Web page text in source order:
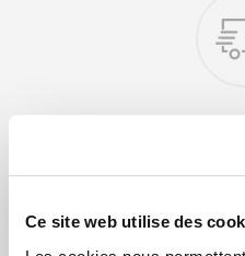
Ce site web utilise des